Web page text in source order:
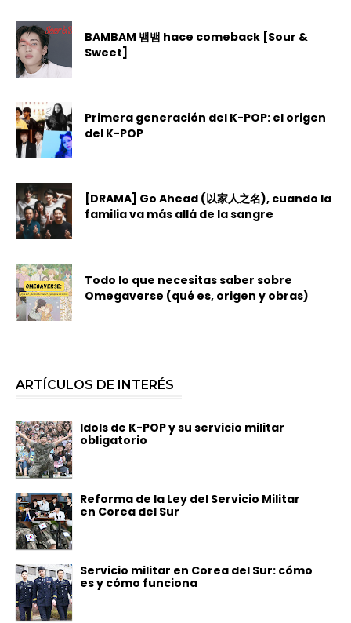
BAMBAM 뱀뱀 hace comeback [Sour &
Sweet]
Primera generación del K-POP: el origen
del K-POP
[DRAMA] Go Ahead (以家人之名), cuando la
familia va más allá de la sangre
Todo lo que necesitas saber sobre
Omegaverse (qué es, origen y obras)
ARTÍCULOS DE INTERÉS
Idols de K-POP y su servicio militar
obligatorio
Reforma de la Ley del Servicio Militar
en Corea del Sur
Servicio militar en Corea del Sur: cómo
es y cómo funciona